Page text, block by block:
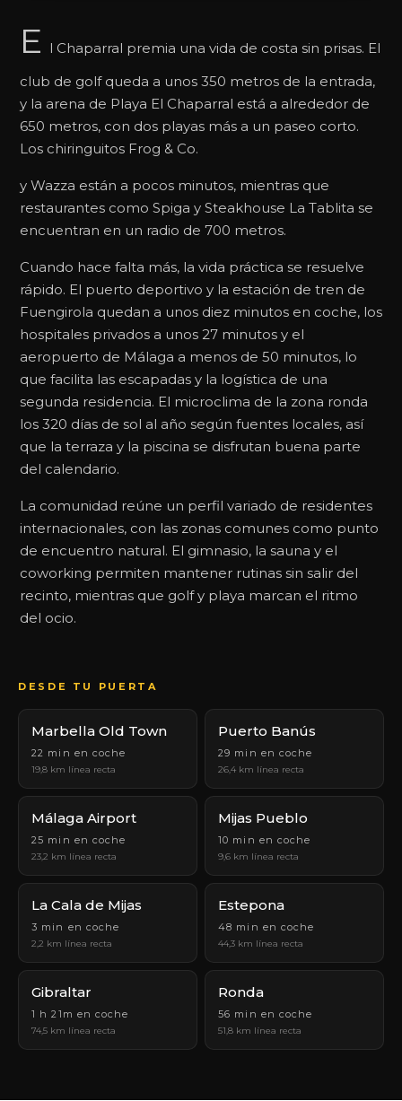
E
l Chaparral premia una vida de costa sin prisas. El
club de golf queda a unos 350 metros de la entrada,
y la arena de Playa El Chaparral está a alrededor de
650 metros, con dos playas más a un paseo corto.
Los chiringuitos Frog & Co.
y Wazza están a pocos minutos, mientras que
restaurantes como Spiga y Steakhouse La Tablita se
encuentran en un radio de 700 metros.
Cuando hace falta más, la vida práctica se resuelve
rápido. El puerto deportivo y la estación de tren de
Fuengirola quedan a unos diez minutos en coche, los
hospitales privados a unos 27 minutos y el
aeropuerto de Málaga a menos de 50 minutos, lo
que facilita las escapadas y la logística de una
segunda residencia. El microclima de la zona ronda
los 320 días de sol al año según fuentes locales, así
que la terraza y la piscina se disfrutan buena parte
del calendario.
La comunidad reúne un perfil variado de residentes
internacionales, con las zonas comunes como punto
de encuentro natural. El gimnasio, la sauna y el
coworking permiten mantener rutinas sin salir del
recinto, mientras que golf y playa marcan el ritmo
del ocio.
DESDE TU PUERTA
Marbella Old Town
22 min en coche
19,8 km línea recta
Puerto Banús
29 min en coche
26,4 km línea recta
Málaga Airport
25 min en coche
23,2 km línea recta
Mijas Pueblo
10 min en coche
9,6 km línea recta
La Cala de Mijas
3 min en coche
2,2 km línea recta
Estepona
48 min en coche
44,3 km línea recta
Gibraltar
1 h 21m en coche
74,5 km línea recta
Ronda
56 min en coche
51,8 km línea recta